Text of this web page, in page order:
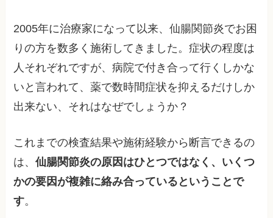
2005年に治療家になって以来、仙腸関節炎でお困
りの方を数多く施術してきました。症状の程度は
人それぞれですが、病院で付き合って行くしかな
いと言われて、薬で数時間症状を抑えるだけしか
出来ない、それはなぜでしょうか？
これまでの検査結果や施術経験から断言できるの
は、仙腸関節炎の原因はひとつではなく、いくつ
かの要因が複雑に絡み合っているということで
す。